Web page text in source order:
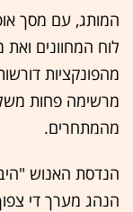
המותג, עם מסך
לוח המחוונים
מהפונקציות
מרשימה פחות
מהמתחרים.
הנדסת האנוש
הנהג מערך די